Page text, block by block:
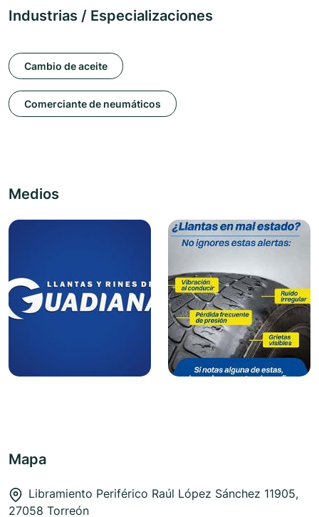
Industrias / Especializaciones
Cambio de aceite
Comerciante de neumáticos
Medios
Mapa
Libramiento Periférico Raúl López Sánchez 11905,
27058 Torreón